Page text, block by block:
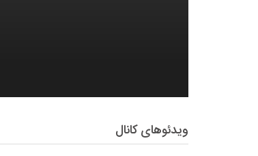
ویدئوهای کانال